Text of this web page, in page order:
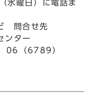
水曜日）に電話ま
問合せ先
ンター
06（6789）